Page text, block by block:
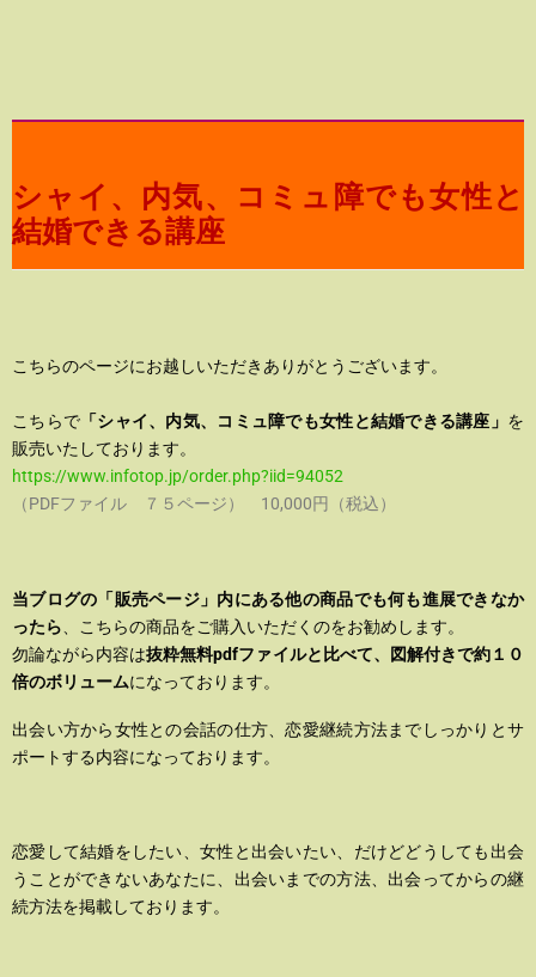
シャイ、内気、コミュ障でも女性と
結婚できる講座
こちらのページにお越しいただきありがとうございます。
こちらで 「シャイ、内気、コミュ障でも女性と結婚できる講座」 を
販売いたしております。
https://www.infotop.jp/order.php?iid=94052
（PDFファイル ７５ページ） 10,000円（税込）
当ブログの「販売ページ」内にある他の商品でも何も進展できなか
ったら 、こちらの商品をご購入いただくのをお勧めします。
勿論ながら内容は抜粋無料pdfファイルと比べて、図解付きで約１０
倍のボリュームになっております。
出会い方から女性との会話の仕方、恋愛継続方法までしっかりとサ
ポートする内容になっております。
恋愛して結婚をしたい、女性と出会いたい、だけどどうしても出会
うことができないあなたに、出会いまでの方法、出会ってからの継
続方法を掲載しております。